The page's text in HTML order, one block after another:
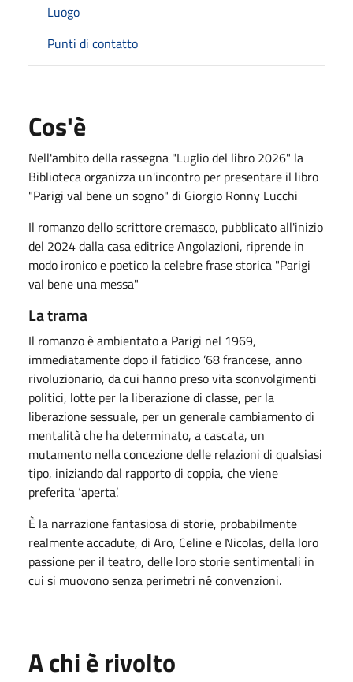
Luogo
Punti di contatto
Cos'è
Nell'ambito della rassegna "Luglio del libro 2026" la
Biblioteca organizza un'incontro per presentare il libro
"Parigi val bene un sogno" di Giorgio Ronny Lucchi
Il romanzo dello scrittore cremasco, pubblicato all'inizio
del 2024 dalla casa editriceAngolazioni, riprende in
modo ironico e poetico la celebre frase storica "Parigi
val bene una messa"
La trama
Il romanzo è ambientato a Parigi nel 1969,
immediatamente dopo il fatidico ’68 francese, anno
rivoluzionario, da cui hanno preso vita sconvolgimenti
politici, lotte per la liberazione di classe, per la
liberazione sessuale, per un generale cambiamento di
mentalità che ha determinato, a cascata, un
mutamento nella concezione delle relazioni di qualsiasi
tipo, iniziando dal rapporto di coppia, che viene
preferita ‘aperta’.
È la narrazione fantasiosa di storie, probabilmente
realmente accadute, di Aro, Celine e Nicolas, della loro
passione per il teatro, delle loro storie sentimentali in
cui si muovono senza perimetri né convenzioni.
A chi è rivolto